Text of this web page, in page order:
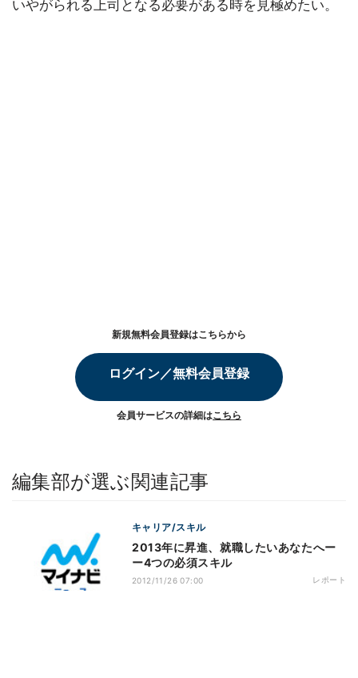
いやがられる上司となる必要がある時を見極めたい。
新規無料会員登録はこちらから
ログイン／無料会員登録
会員サービスの詳細はこちら
編集部が選ぶ関連記事
キャリア/スキル
2013年に昇進、就職したいあなたへー
ー4つの必須スキル
2012/11/26 07:00 レポート